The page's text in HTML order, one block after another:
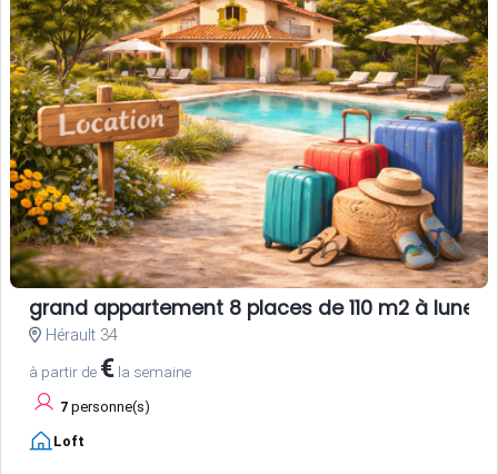
grand appartement 8 places de 110 m2 à lunel
Hérault 34
à partir de € la semaine
7 personne(s)
Loft